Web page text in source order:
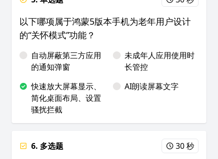
以下哪项属于鸿蒙5版本手机为老年用户设计
的“关怀模式”功能？
自动屏蔽第三方应用
的通知弹窗
未成年人应用使用时
长管控
快速放大屏幕显示、
简化桌面布局、设置
骚扰拦截
AI朗读屏幕文字
6. 多选题 30 秒